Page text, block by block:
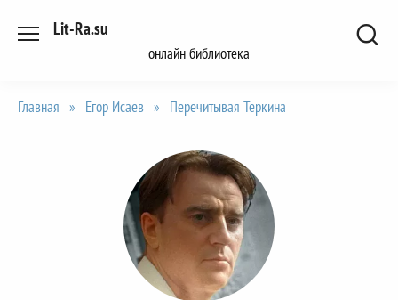
Lit-Ra.su
онлайн библиотека
Главная » Егор Исаев » Перечитывая Теркина